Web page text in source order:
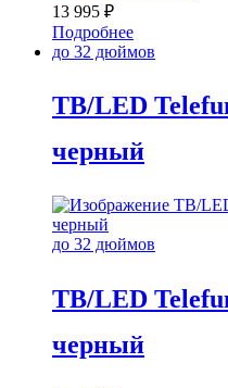
13 995 ₽
Подробнее
до 32 дюймов
TB/LED
черный
до 32 дюймов
TB/LED
черный